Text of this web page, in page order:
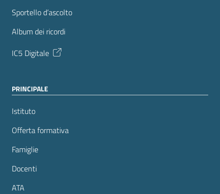
Sportello d’ascolto
Album dei ricordi
IC5 Digitale
PRINCIPALE
Istituto
Offerta formativa
Famiglie
Docenti
ATA